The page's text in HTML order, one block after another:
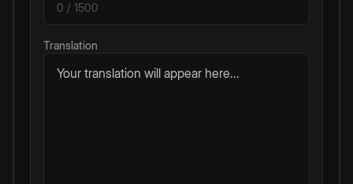
0 / 1500
Translation
Your translation will appear here...